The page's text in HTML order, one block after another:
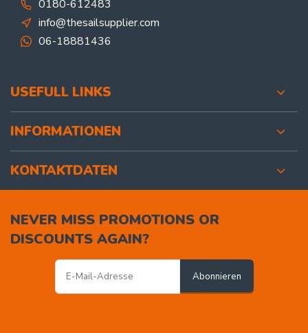
0180-612483
info@thesailsupplier.com
06-18881436
USEFULL LINKS
INFORMATIONEN
KONTAKTDATEN
NEVER MISS PROMOTIONS OR
DISCOUNTS AGAIN?
Abonnieren